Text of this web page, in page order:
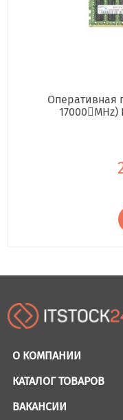
Оперативная
17000񢋕MHz)
О КОМПАНИИ
КАТАЛОГ ТОВАРОВ
ВАКАНСИИ